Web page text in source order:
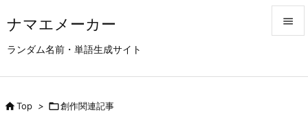
ナマエメーカー
ランダム名前・単語生成サイト

Top > 創作関連記事